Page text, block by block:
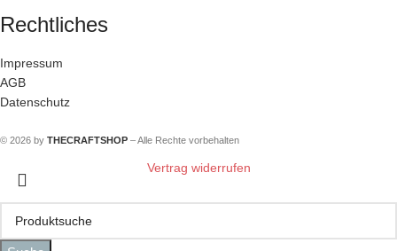
Rechtliches
Impressum
AGB
Datenschutz
© 2026 by THECRAFTSHOP – Alle Rechte vorbehalten
Vertrag widerrufen